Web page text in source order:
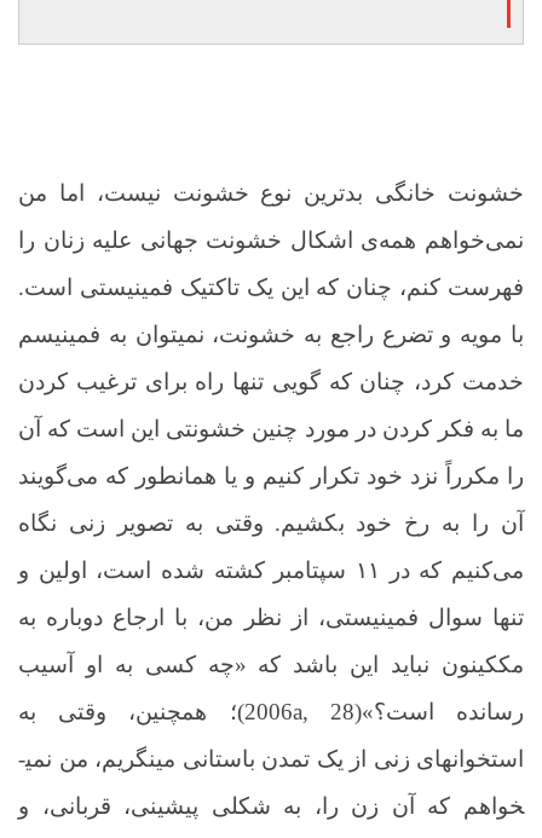
خشونت خانگی بدترین نوع خشونت نیست، اما من
نمی‌خواهم همه‌ی اشکال خشونت جهانی علیه زنان را
فهرست کنم، چنان که این یک تاکتیک فمینیستی است.
با مویه و تضرع راجع به خشونت، نمی­توان به فمینیسم
خدمت کرد، چنان که گویی تنها راه برای ترغیب کردن
ما به فکر کردن در مورد چنین خشونتی این است که آن
را مکرراً نزد خود تکرار کنیم و یا همانطور که می‌گویند
آن را به رخ خود بکشیم. وقتی به تصویر زنی نگاه
می‌کنیم که در ۱۱ سپتامبر کشته شده است، اولین و
تنها سوال فمینیستی، از نظر من، با ارجاع دوباره به
مک­کینون نباید این باشد که «چه کسی به او آسیب
رسانده است؟»(2006a, 28)
؛ همچنین، وقتی به
استخوان­های زنی از یک تمدن باستانی می­نگریم، من نمی­
خواهم که آن زن را، به شکلی پیشینی، قربانی، و